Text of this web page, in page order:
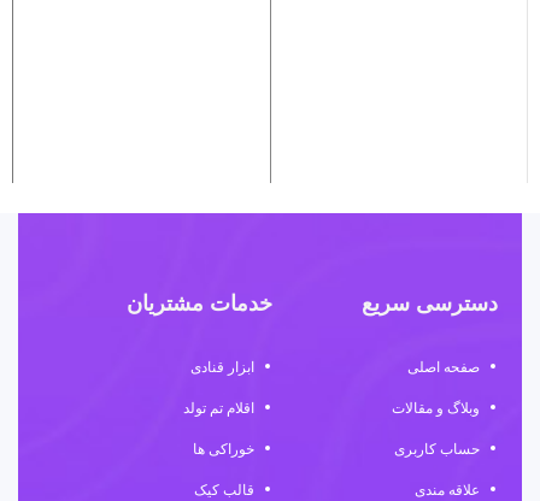
دسترسی سریع
صفحه اصلی
وبلاگ و مقالات
حساب کاربری
علاقه مندی
خدمات مشتریان
ابزار قنادی
اقلام تم تولد
خوراکی ها
قالب کیک